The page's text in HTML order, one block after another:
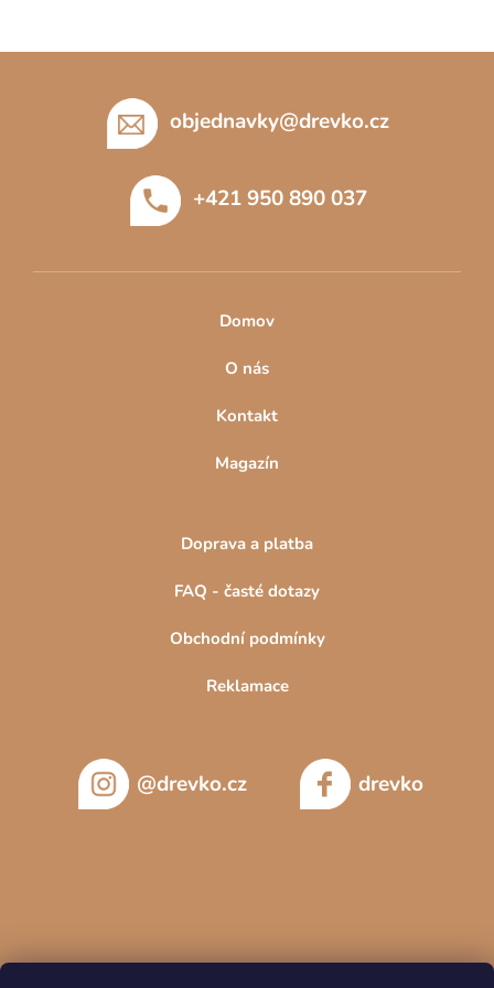
objednavky@drevko.cz
+421 950 890 037
Domov
O nás
Kontakt
Magazín
Doprava a platba
FAQ - časté dotazy
Obchodní podmínky
Reklamace
@drevko.cz drevko